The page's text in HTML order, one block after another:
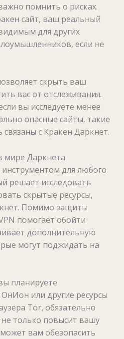
помнить о рисках.
сайт, ваш реальный
для других
если не
скрыть ваш
вас от отслеживания.
вы исследуете менее
опасные сайты, такие
связаны с Кракен Даркнет.
мире Даркнета
для любого
решает исследовать
скрытые ресурсы,
Помимо защиты
помогает обойти
дополнительную
могут поджидать на
планируете
или другие ресурсы
Tor, обязательно
не только повысит вашу
вам обезопасить